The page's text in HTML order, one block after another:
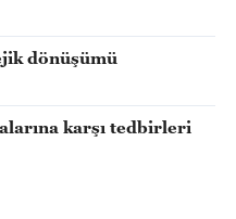
dönüşümü
karşı tedbirleri